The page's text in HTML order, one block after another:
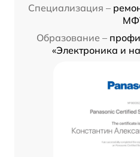
Специализация –
Образование –
«Электроника и